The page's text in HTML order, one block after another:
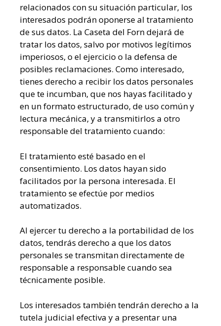
relacionados con su situación particular, los
interesados podrán oponerse al tratamiento
de sus datos. La Caseta del Forn dejará de
tratar los datos, salvo por motivos legítimos
imperiosos, o el ejercicio o la defensa de
posibles reclamaciones. Como interesado,
tienes derecho a recibir los datos personales
que te incumban, que nos hayas facilitado y
en un formato estructurado, de uso común y
lectura mecánica, y a transmitirlos a otro
responsable del tratamiento cuando:
El tratamiento esté basado en el
consentimiento. Los datos hayan sido
facilitados por la persona interesada. El
tratamiento se efectúe por medios
automatizados.
Al ejercer tu derecho a la portabilidad de los
datos, tendrás derecho a que los datos
personales se transmitan directamente de
responsable a responsable cuando sea
técnicamente posible.
Los interesados también tendrán derecho a la
tutela judicial efectiva y a presentar una